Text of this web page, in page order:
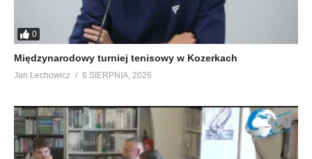
0
Międzynarodowy turniej tenisowy w Kozerkach
Jan Lechowicz 6 SIERPNIA, 2026